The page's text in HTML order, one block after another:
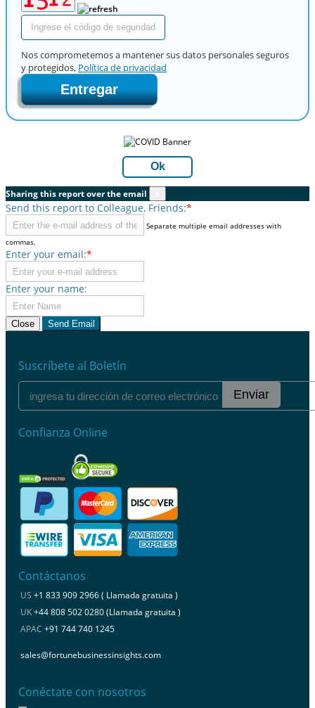
Nos comprometemos a mantener sus datos personales seguros
y protegidos, Política de privacidad
Entregar
Ok
Sharing this report over the email
Send this report to Colleague, Friends:*
Separate multiple email addresses with
commas.
Enter your email:*
Enter your name:
Close Send Email
Suscríbete al Boletín
Enviar
Confianza Online
Contáctanos
US +1 833 909 2966 ( Llamada gratuita )
UK+44 808 502 0280 (Llamada gratuita )
APAC +91 744 740 1245
sales@fortunebusinessinsights.com
Conéctate con nosotros